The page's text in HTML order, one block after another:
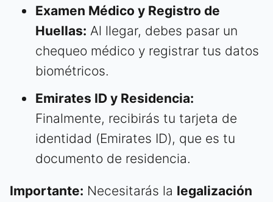
Examen Médico y Registro de
Huellas: Al llegar, debes pasar un
chequeo médico y registrar tus datos
biométricos.
Emirates ID y Residencia:
Finalmente, recibirás tu tarjeta de
identidad (Emirates ID), que es tu
documento de residencia.
Importante: Necesitarás la legalización